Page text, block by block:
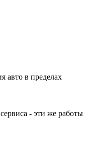
авто в пределах
- эти же работы